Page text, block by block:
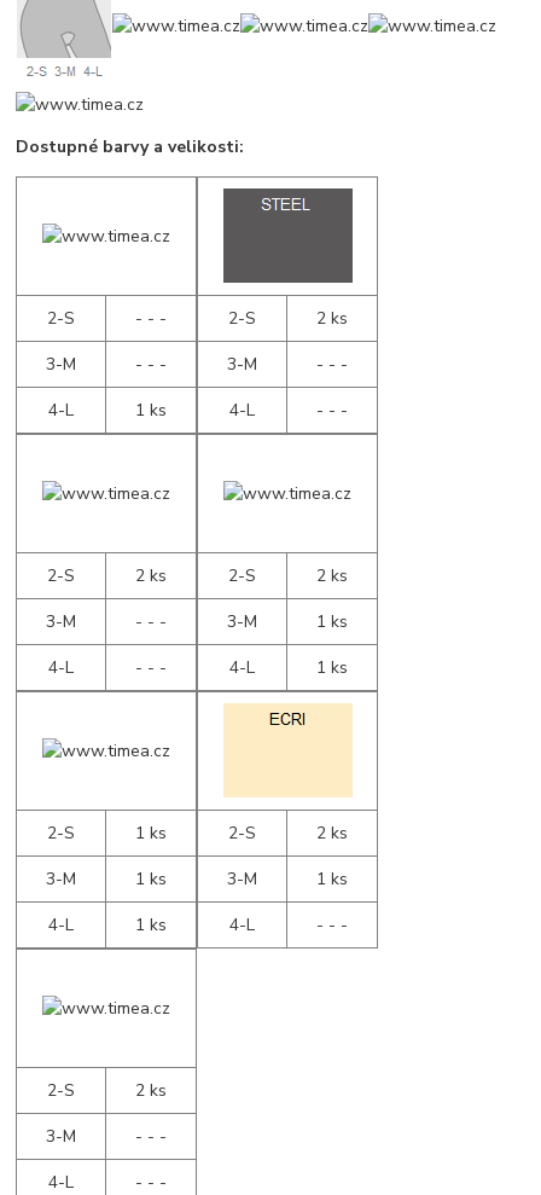
Dostupné barvy a velikosti:
2-S
- - -
3-M
- - -
4-L
1 ks
2-S
2 ks
3-M
- - -
4-L
- - -
2-S
2 ks
3-M
- - -
4-L
- - -
2-S
2 ks
3-M
1 ks
4-L
1 ks
2-S
1 ks
3-M
1 ks
4-L
1 ks
2-S
2 ks
3-M
1 ks
4-L
- - -
2-S
2 ks
3-M
- - -
4-L
- - -